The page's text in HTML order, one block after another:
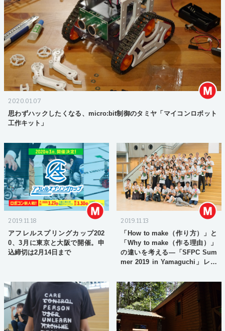
2020.01.07
思わずハックしたくなる、micro:bit制御のタミヤ「マイコンロボット
工作キット」
2019.11.18
アフレルスプリングカップ202
0、3月に東京と大阪で開催。申
込締切は2月14日まで
2019.11.13
「How to make（作り方）」と
「Why to make（作る理由）」
の違いを考える—「SFPC Sum
mer 2019 in Yamaguchi」レポ